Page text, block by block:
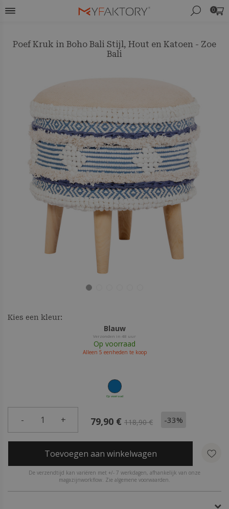
0
Poef Kruk in Boho Bali Stijl, Hout en Katoen - Zoe
Bali
Kies een kleur:
Blauw
Verzonden in 48 uur
Op voorraad
Alleen 5 eenheden te koop
Op voorraad
- 1 + 79,90 € 118,90 € -33%
Toevoegen aan winkelwagen
De verzendtijd kan variëren met +/- 7 werkdagen, afhankelijk van onze
magazijnworkflow. Zie algemene voorwaarden.